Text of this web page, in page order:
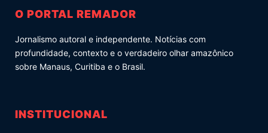
O PORTAL REMADOR
Jornalismo autoral e independente. Notícias com
profundidade, contexto e o verdadeiro olhar amazônico
sobre Manaus, Curitiba e o Brasil.
INSTITUCIONAL